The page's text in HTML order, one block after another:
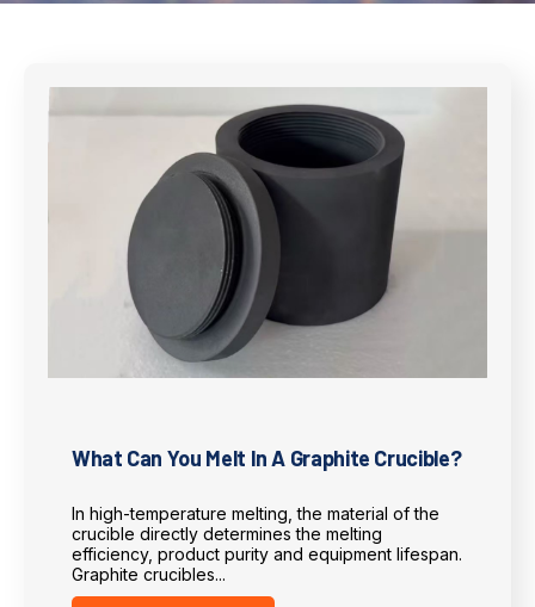
What Can You Melt In A Graphite Crucible?
In high-temperature melting, the material of the
crucible directly determines the melting
efficiency, product purity and equipment lifespan.
Graphite crucibles...